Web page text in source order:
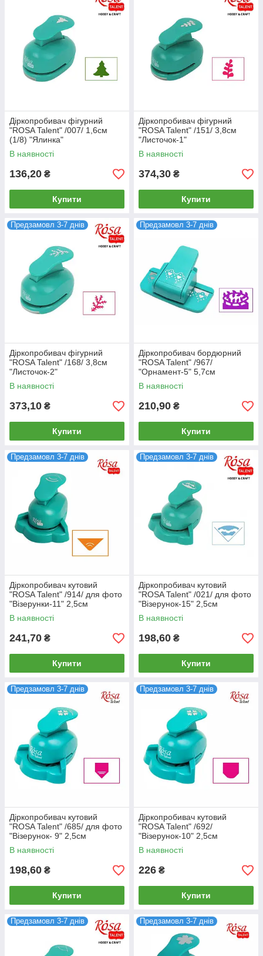
Діркопробивач фігурний
"ROSA Talent" /007/ 1,6см
(1/8) "Ялинка"
В наявності
136,20 ₴
Купити
Діркопробивач фігурний
"ROSA Talent" /151/ 3,8см
"Листочок-1"
В наявності
374,30 ₴
Купити
Предзамовл 3-7 днів
Діркопробивач фігурний
"ROSA Talent" /168/ 3,8см
"Листочок-2"
В наявності
373,10 ₴
Купити
Предзамовл 3-7 днів
Діркопробивач бордюрний
"ROSA Talent" /967/
"Орнамент-5" 5,7см
В наявності
210,90 ₴
Купити
Предзамовл 3-7 днів
Діркопробивач кутовий
"ROSA Talent" /914/ для фото
"Візерунки-11" 2,5см
В наявності
241,70 ₴
Купити
Предзамовл 3-7 днів
Діркопробивач кутовий
"ROSA Talent" /021/ для фото
"Візерунок-15" 2,5см
В наявності
198,60 ₴
Купити
Предзамовл 3-7 днів
Діркопробивач кутовий
"ROSA Talent" /685/ для фото
"Візерунок- 9" 2,5см
В наявності
198,60 ₴
Купити
Предзамовл 3-7 днів
Діркопробивач кутовий
"ROSA Talent" /692/
"Візерунок-10" 2,5см
В наявності
226 ₴
Купити
Предзамовл 3-7 днів Предзамовл 3-7 днів